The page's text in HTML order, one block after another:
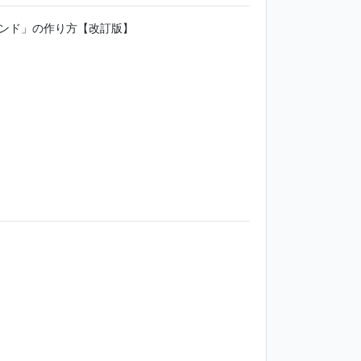
」の作り方【改訂版】